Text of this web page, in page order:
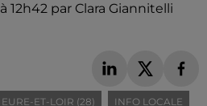
12h42 par Clara Giannitelli
EURE-ET-LOIR (28) INFO LOCALE